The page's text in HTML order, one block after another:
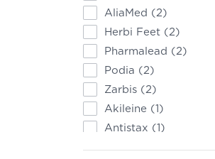
AliaMed (2)
Herbi Feet (2)
Pharmalead (2)
Podia (2)
Zarbis (2)
Akileine (1)
Antistax (1)
Carnation(1)